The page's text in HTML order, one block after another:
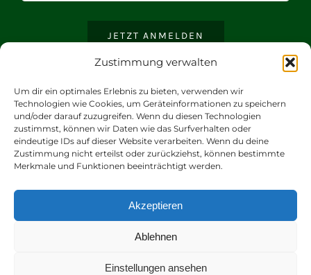
Zustimmung verwalten
Um dir ein optimales Erlebnis zu bieten, verwenden wir
Technologien wie Cookies, um Geräteinformationen zu speichern
und/oder darauf zuzugreifen. Wenn du diesen Technologien
zustimmst, können wir Daten wie das Surfverhalten oder
eindeutige IDs auf dieser Website verarbeiten. Wenn du deine
Zustimmung nicht erteilst oder zurückziehst, können bestimmte
Merkmale und Funktionen beeinträchtigt werden.
Akzeptieren
Ablehnen
Einstellungen ansehen
JETZT ANMELDEN
| Alle Rechte vorbehalten